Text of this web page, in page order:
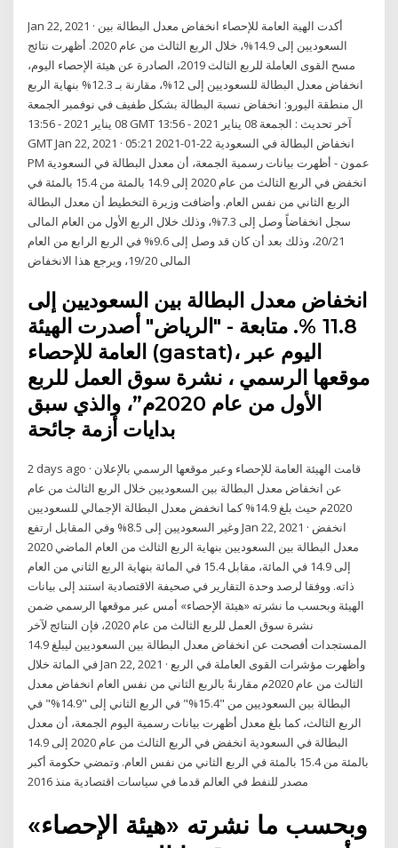
Jan 22, 2021 · أكدت الهية العامة للإحصاء انخفاض معدل البطالة بين
السعوديين إلى 14.9%، خلال الربع الثالث من عام 2020. أظهرت نتائج
مسح القوى العاملة للربع الثالث 2019، الصادرة عن هيئة الإحصاء اليوم،
انخفاض معدل البطالة للسعوديين إلى 12%، مقارنة بـ 12.3% بنهاية الربع
ال منطقة اليورو: انخفاض نسبة البطالة بشكل طفيف في نوفمبر الجمعة
08 يناير 2021 - 13:56 GMT آخر تحديث : الجمعة 08 يناير 2021 - 13:56
GMT Jan 22, 2021 · انخفاض البطالة في السعودية 22-01-2021 05:21
PM عمون - أظهرت بيانات رسمية الجمعة، أن معدل البطالة في السعودية
انخفض في الربع الثالث من عام 2020 إلى 14.9 بالمئة من 15.4 بالمئة في
الربع الثاني من نفس العام. وأضافت وزيرة التخطيط أن معدل البطالة
سجل انخفاضاً وصل إلى 7.3%، وذلك خلال الربع الأول من العام المالى
20/21، وذلك بعد أن كان قد وصل إلى 9.6% في الربع الرابع من العام
المالى 19/20، ويرجع هذا الانخفاض
انخفاض معدل البطالة بين السعوديين إلى
11.8 %. متابعة - "الرياض" أصدرت الهيئة
العامة للإحصاء (gastat)، اليوم عبر
موقعها الرسمي ، نشرة سوق العمل للربع
الأول من عام 2020م”، والذي سبق
بدايات أزمة جائحة
2 days ago · قامت الهيئة العامة للإحصاء وعبر موقعها الرسمي بالإعلان
عن انخفاض معدل البطالة بين السعوديين خلال الربع الثالث من عام
2020م حيث بلغ 14.9% كما انخفض معدل البطالة الإجمالي للسعوديين
وغير السعوديين إلى 8.5% وفي المقابل ارتفع Jan 22, 2021 · انخفض
معدل البطالة بين السعوديين بنهاية الربع الثالث من العام الماضي 2020
إلى 14.9 في المائة، مقابل 15.4 في المائة بنهاية الربع الثاني من العام
ذاته. ووفقا لرصد وحدة التقارير في صحيفة الاقتصادية استند إلى بيانات
الهيئة وبحسب ما نشرته «هيئة الإحصاء» أمس عبر موقعها الرسمي ضمن
نشرة سوق العمل للربع الثالث من عام 2020، فإن النتائج لآخر
المستجدات أفصحت عن انخفاض معدل البطالة بين السعوديين ليبلغ 14.9
في المائة خلال Jan 22, 2021 · وأظهرت مؤشرات القوى العاملة في الربع
الثالث من عام 2020م مقارنةً بالربع الثاني من نفس العام انخفاض معدل
البطالة بين السعوديين من "15.4%" في الربع الثاني إلى "14.9%" في
الربع الثالث، كما بلغ معدل أظهرت بيانات رسمية اليوم الجمعة، أن معدل
البطالة في السعودية انخفض في الربع الثالث من عام 2020 إلى 14.9
بالمئة من 15.4 بالمئة في الربع الثاني من نفس العام. وتمضي حكومة أكبر
مصدر للنفط في العالم قدما في سياسات اقتصادية منذ 2016
وبحسب ما نشرته «هيئة الإحصاء»